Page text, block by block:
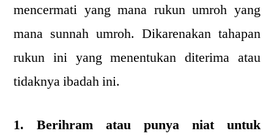
mencermati yang mana rukun umroh yang
mana sunnah umroh. Dikarenakan tahapan
rukun ini yang menentukan diterima atau
tidaknya ibadah ini.
1. Berihram atau punya niat untuk